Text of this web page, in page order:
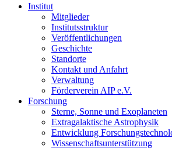
Institut
Mitglieder
Institutsstruktur
Veröffentlichungen
Geschichte
Standorte
Kontakt und Anfahrt
Verwaltung
Förderverein AIP e.V.
Forschung
Sterne, Sonne und Exoplaneten
Extragalaktische Astrophysik
Entwicklung
Wissenschaftsunterstützung